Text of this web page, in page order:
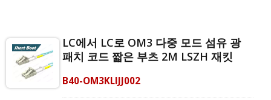
LC에서 LC로 OM3 다중 모드 섬유 광
패치 코드 짧은 부츠 2M LSZH 재킷
B40-OM3KLIJJ002